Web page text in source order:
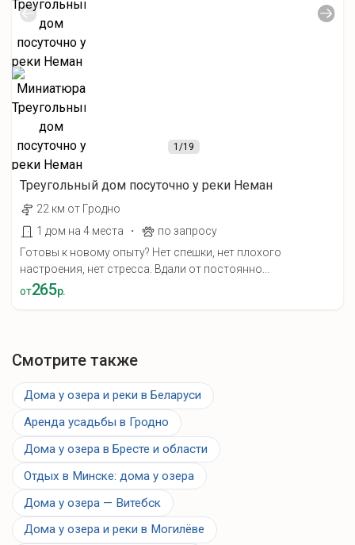
1/19
Треугольный дом посуточно у реки Неман
22 км от Гродно
1 дом на 4 места
·
по запросу
Готовы к новому опыту? Нет спешки, нет плохого
настроения, нет стресса. Вдали от постоянно...
от265р.
Смотрите также
Дома у озера и реки в Беларуси
Аренда усадьбы в Гродно
Дома у озера в Бресте и области
Отдых в Минске: дома у озера
Дома у озера — Витебск
Дома у озера и реки в Могилёве